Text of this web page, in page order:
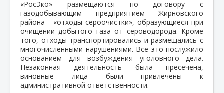
«РосЭко» размещаются по договору с
газодобывающим предприятием Жирновского
района - «отходы сероочистки», образующиеся при
очищении добытого газа от сероводорода. Кроме
того, отходы транспортировались и размещались с
многочисленными нарушениями. Все это послужило
основанием для возбуждения уголовного дела.
Незаконная деятельность была пресечена,
виновные лица были привлечены к
административной ответственности.